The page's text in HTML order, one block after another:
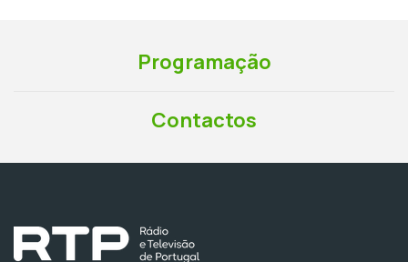
Programação
Contactos